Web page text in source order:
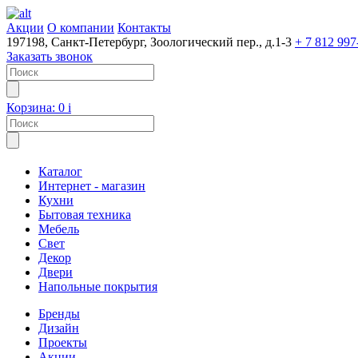
Акции О компании Контакты
197198, Санкт-Петербург, Зоологический пер., д.1-3 + 7 812
Заказать звонок
Корзина: 0 i
Каталог
Интернет - магазин
Кухни
Бытовая техника
Мебель
Свет
Декор
Двери
Напольные покрытия
Бренды
Дизайн
Проекты